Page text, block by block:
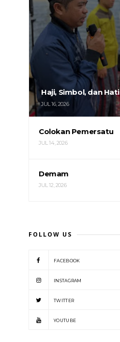
Haji, Simbol, dan Hati
JUL 16, 2026
Colokan Pemersatu
JUL 14, 2026
Demam
JUL 12, 2026
FOLLOW US
FACEBOOK
INSTAGRAM
TWITTER
YOUTUBE